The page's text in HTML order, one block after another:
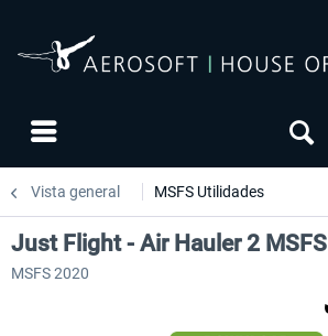
Vista general MSFS Utilidades
Just Flight - Air Hauler 2 MSFS
MSFS 2020